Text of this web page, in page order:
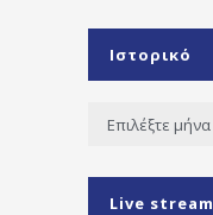
Ιστορικό
Ιστορικό
Live stream